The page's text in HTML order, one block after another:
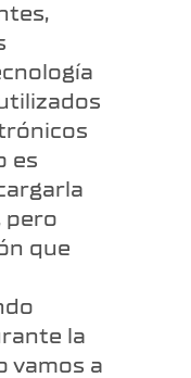
es
pero
que
la
vamos a